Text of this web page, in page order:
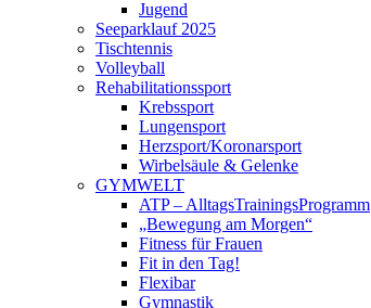
Jugend
Seeparklauf 2025
Tischtennis
Volleyball
Rehabilitationssport
Krebssport
Lungensport
Herzsport/Koronarsport
Wirbelsäule & Gelenke
GYMWELT
ATP – AlltagsTrainingsProgramm
„Bewegung am Morgen“
Fitness für Frauen
Fit in den Tag!
Flexibar
Gymnastik